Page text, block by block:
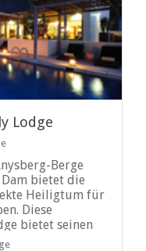
Lodge
Berge
bietet die
Heiligtum für
Diese
bietet seinen